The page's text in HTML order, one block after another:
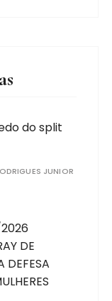
do split
JUNIOR
DE
DEFESA